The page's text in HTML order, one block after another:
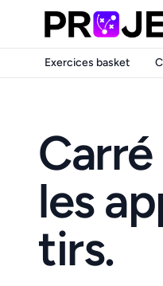
Exercices basket
les
tirs.